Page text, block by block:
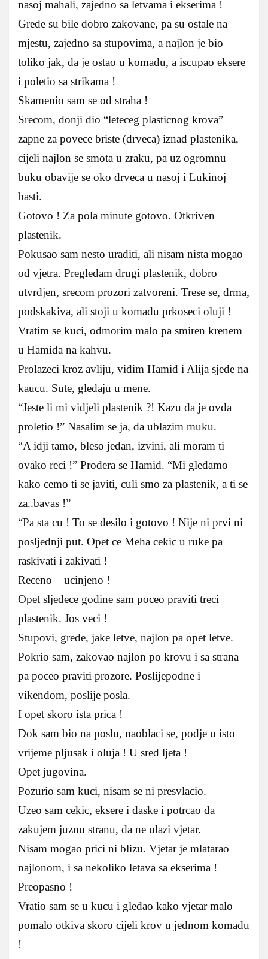
nasoj mahali, zajedno sa letvama i ekserima !
Grede su bile dobro zakovane, pa su ostale na
mjestu, zajedno sa stupovima, a najlon je bio
toliko jak, da je ostao u komadu, a iscupao eksere
i poletio sa strikama !
Skamenio sam se od straha !
Srecom, donji dio “leteceg plasticnog krova”
zapne za povece briste (drveca) iznad plastenika,
cijeli najlon se smota u zraku, pa uz ogromnu
buku obavije se oko drveca u nasoj i Lukinoj
basti.
Gotovo ! Za pola minute gotovo. Otkriven
plastenik.
Pokusao sam nesto uraditi, ali nisam nista mogao
od vjetra. Pregledam drugi plastenik, dobro
utvrdjen, srecom prozori zatvoreni. Trese se, drma,
podskakiva, ali stoji u komadu prkoseci oluji !
Vratim se kuci, odmorim malo pa smiren krenem
u Hamida na kahvu.
Prolazeci kroz avliju, vidim Hamid i Alija sjede na
kaucu. Sute, gledaju u mene.
“Jeste li mi vidjeli plastenik ?! Kazu da je ovda
proletio !” Nasalim se ja, da ublazim muku.
“A idji tamo, bleso jedan, izvini, ali moram ti
ovako reci !” Prodera se Hamid. “Mi gledamo
kako cemo ti se javiti, culi smo za plastenik, a ti se
za..bavas !”
“Pa sta cu ! To se desilo i gotovo ! Nije ni prvi ni
posljednji put. Opet ce Meha cekic u ruke pa
raskivati i zakivati !
Receno – ucinjeno !
Opet sljedece godine sam poceo praviti treci
plastenik. Jos veci !
Stupovi, grede, jake letve, najlon pa opet letve.
Pokrio sam, zakovao najlon po krovu i sa strana
pa poceo praviti prozore. Poslijepodne i
vikendom, poslije posla.
I opet skoro ista prica !
Dok sam bio na poslu, naoblaci se, podje u isto
vrijeme pljusak i oluja ! U sred ljeta !
Opet jugovina.
Pozurio sam kuci, nisam se ni presvlacio.
Uzeo sam cekic, eksere i daske i potrcao da
zakujem juznu stranu, da ne ulazi vjetar.
Nisam mogao prici ni blizu. Vjetar je mlatarao
najlonom, i sa nekoliko letava sa ekserima !
Preopasno !
Vratio sam se u kucu i gledao kako vjetar malo
pomalo otkiva skoro cijeli krov u jednom komadu
!